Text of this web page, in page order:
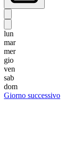
lun
mar
mer
gio
ven
sab
dom
Giorno successivo